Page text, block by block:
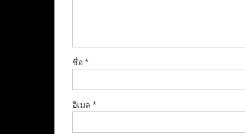
ชื่อ*
อีเมล *